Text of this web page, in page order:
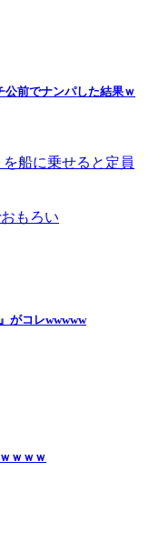
公前でナンパした結果ｗ
船に乗せると定員
もろい
がコレwwwww
ｗｗｗ